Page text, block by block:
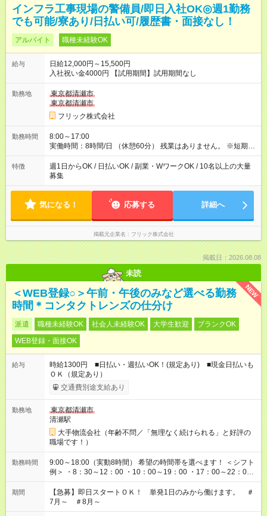
インフラ工事現場の警備員/即日入社OK◎週1勤務
でも可能/寮あり/日払い可/履歴書・面接なし！
アルバイト 職種未経験OK
給与
日給12,000円～15,500円
入社祝い金4000円 【試用期間】試用期間なし
勤務地
東京都清瀬市
東京都清瀬市
フリック株式会社
勤務時間
8:00～17:00
実働時間：8時間/日 （休憩60分） 残業はありません。 ※短期の
募集は行っておりません。予めご了承くださいませ。
特徴
週1日からOK / 日払いOK / 副業・WワークOK / 10名以上の大量
募集
気になる！ 応募する 詳細へ
掲載元企業名 フリック株式会社
掲載日：2026.08.08
未読
NEW
＜WEB登録○＞午前・午後のみなど選べる勤務
時間＊コンタクトレンズの仕分け
派遣 職種未経験OK 社会人未経験OK 大学生歓迎
ブランクOK
WEB登録・面接OK
給与
時給1300円 ■日払い・週払いOK！(規定あり) ■現金日払いも
ＯＫ（規定あり）
交通費別途支給あり
勤務地
東京都清瀬市
清瀬駅
大手物流会社（年齢不問／「無理なく続けられる」と好評の
職場です！）
勤務時間
9:00～18:00（実動8時間） 希望の時間帯を選べます！ ＜シフト
例＞ ・8：30～12：00 ・10：00～19：00 ・17：00～22：00
・13：00～22：00 ・22：00～翌6：00 など
期間
【急募】即日スタートＯＫ！ 単発1日のみから働けます。 ＃
7月～ ＃8月～